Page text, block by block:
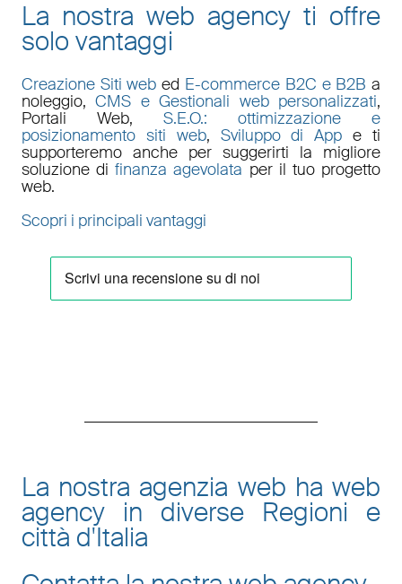
La nostra web agency ti offre
solo vantaggi
Creazione Siti web ed E-commerce B2C e B2B a
noleggio,CMS e Gestionali web personalizzati,
Portali Web,S.E.O.: ottimizzazione e
posizionamento siti web, Sviluppo di App e ti
supporteremo anche per suggerirti la migliore
soluzione difinanza agevolata per il tuo progetto
web.
Scopri i principali vantaggi
La nostra agenzia web ha web
agency in diverse Regioni e
città d'Italia